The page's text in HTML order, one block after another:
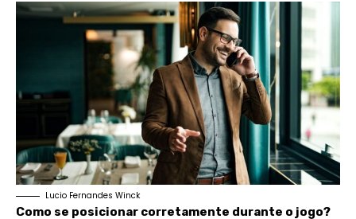
Lucio Fernandes Winck
Como se posicionar corretamente durante o jogo?